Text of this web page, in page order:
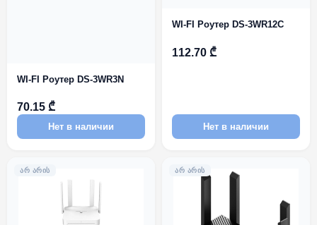
WI-FI Роутер DS-3WR3N
70.15 ₾
Нет в наличии
WI-FI Роутер DS-3WR12C
112.70 ₾
Нет в наличии
ᲐᲠ ᲐᲠᲘᲡ ᲐᲠ ᲐᲠᲘᲡ